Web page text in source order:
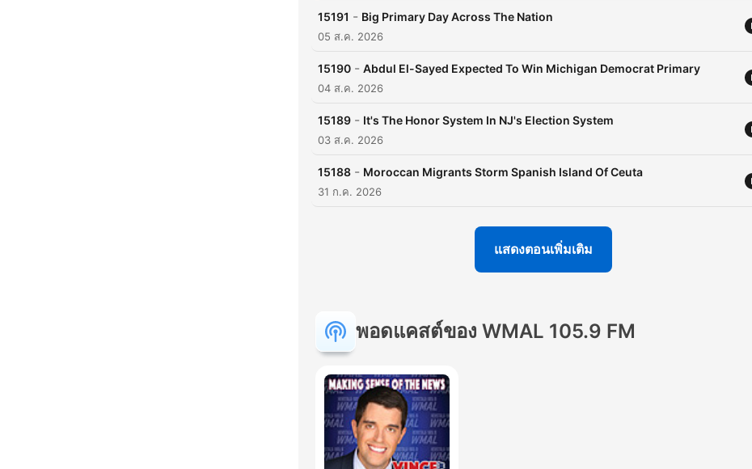
15191 - Big Primary Day Across The Nation
05 ส.ค. 2026
15190 - Abdul El-Sayed Expected To Win Michigan Democrat Primary
04 ส.ค. 2026
15189 - It's The Honor System In NJ's Election System
03 ส.ค. 2026
15188 - Moroccan Migrants Storm Spanish Island Of Ceuta
31 ก.ค. 2026
แสดงตอนเพิ่มเติม
พอดแคสต์ของ WMAL 105.9 FM